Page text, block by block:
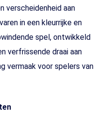
verscheidenheid aan
in een kleurrijke en
spel, ontwikkeld
verfrissende draai aan
vermaak voor spelers van